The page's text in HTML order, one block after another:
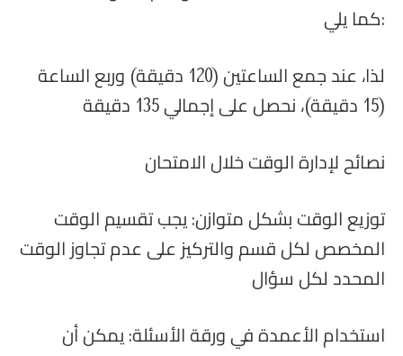
كما يلي:
لذا، عند جمع الساعتين (120 دقيقة) وربع الساعة
(15 دقيقة)، نحصل على إجمالي 135 دقيقة
نصائح لإدارة الوقت خلال الامتحان
توزيع الوقت بشكل متوازن: يجب تقسيم الوقت
المخصص لكل قسم والتركيز على عدم تجاوز الوقت
المحدد لكل سؤال
استخدام الأعمدة في ورقة الأسئلة: يمكن أن